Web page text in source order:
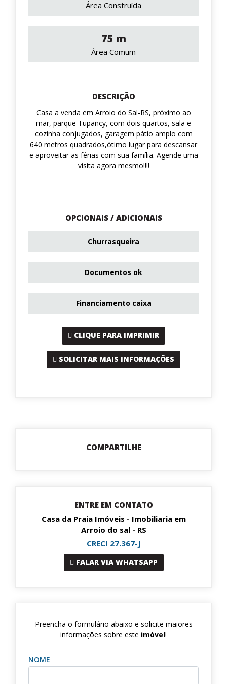
Área Construída
75 m
Área Comum
DESCRIÇÃO
Casa a venda em Arroio do Sal-RS, próximo ao
mar, parque Tupancy, com dois quartos, sala e
cozinha conjugados, garagem pátio amplo com
640 metros quadrados,ótimo lugar para descansar
e aproveitar as férias com sua família. Agende uma
visita agora mesmo!!!!
OPCIONAIS / ADICIONAIS
Churrasqueira
Documentos ok
Financiamento caixa
CLIQUE PARA IMPRIMIR
SOLICITAR MAIS INFORMAÇÕES
COMPARTILHE
ENTRE EM CONTATO
Casa da Praia Imóveis - Imobiliaria em
Arroio do sal - RS
CRECI 27.367-J
FALAR VIA WHATSAPP
Preencha o formulário abaixo e solicite maiores
informações sobre este imóvel!
NOME